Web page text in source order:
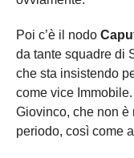
Poi c’è il nodo
da tante squadre di
che sta insistendo
come vice
Giovinco, che non è
periodo, così come